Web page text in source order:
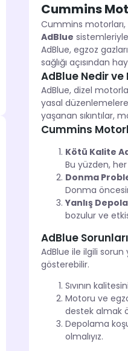
Cummins
Cummins motorları,
AdBlue sistemleriyle
AdBlue, egzoz
sağlığı açısından
AdBlue Nedir ve
AdBlue, dizel
yasal
yaşanan sıkıntılar,
Cummins
Kötü Kalite
Bu yüzden,
Donma
Donma
Yanlış
bozulur ve
AdBlue
AdBlue ile ilgili sorun
gösterebilir.
Sıvının
Motoru ve
destek almak
Depolama
olmalıyız.